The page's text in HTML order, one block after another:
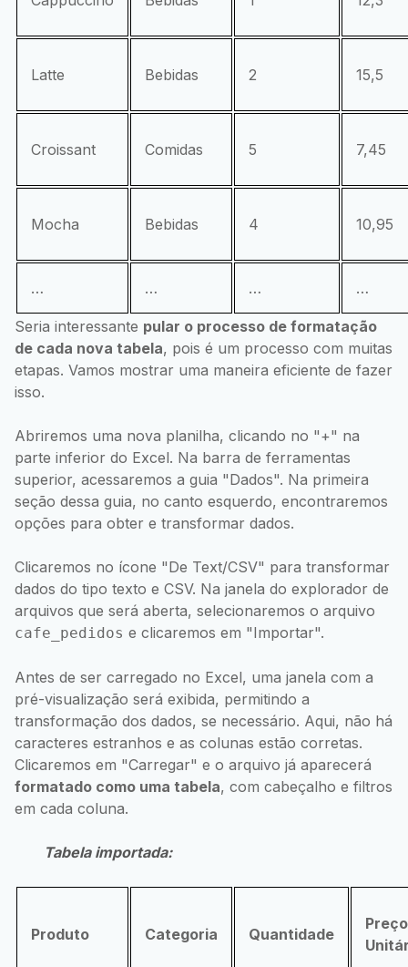
Latte Bebidas 2 15,5
Croissant Comidas 5 7,45
Mocha Bebidas 4 10,95
… … … …
Seria interessante pular o processo de formatação
de cada nova tabela, pois é um processo com muitas
etapas. Vamos mostrar uma maneira eficiente de fazer
isso.
Abriremos uma nova planilha, clicando no "+" na
parte inferior do Excel. Na barra de ferramentas
superior, acessaremos a guia "Dados". Na primeira
seção dessa guia, no canto esquerdo, encontraremos
opções para obter e transformar dados.
Clicaremos no ícone "De Text/CSV" para transformar
dados do tipo texto e CSV. Na janela do explorador de
arquivos que será aberta, selecionaremos o arquivo
cafe_pedidos e clicaremos em "Importar".
Antes de ser carregado no Excel, uma janela com a
pré-visualização será exibida, permitindo a
transformação dos dados, se necessário. Aqui, não há
caracteres estranhos e as colunas estão corretas.
Clicaremos em "Carregar" e o arquivo já aparecerá
formatado como uma tabela, com cabeçalho e filtros
em cada coluna.
Tabela importada:
Produto Categoria Quantidade
Preço